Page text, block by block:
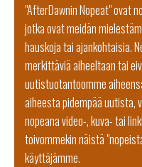
"AfterDawnin Nopeat" ovat
jotka ovat meidän
hauskoja tai ajankohtaisia.
merkittäviä aiheeltaan tai
uutistuotantoomme
aiheesta pidempää uutista,
nopeana video-, kuva- tai
toivommekin näistä
käyttäjämme.